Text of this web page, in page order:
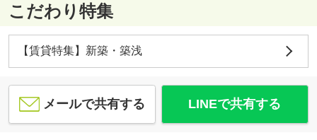
こだわり特集
【賃貸特集】新築・築浅
メールで共有する LINEで共有する